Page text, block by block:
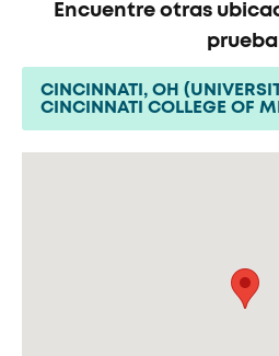
Encuentre otras
CINCINNATI, OH
CINCINNATI COLLEGE OF